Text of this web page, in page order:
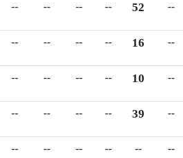
-- -- -- -- 52 --
-- -- -- -- 16 --
-- -- -- -- 10 --
-- -- -- -- 39 --
-- -- -- -- -- --